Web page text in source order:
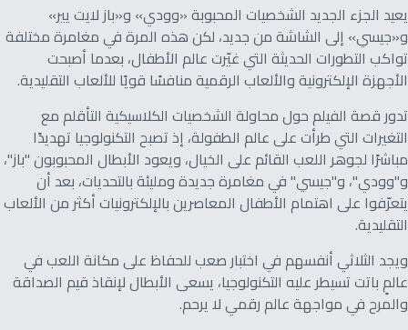
يعيد الجزء الجديد الشخصيات المحبوبة «وودي» و«باز لايت يير»
و«جيسي» إلى الشاشة من جديد، لكن هذه المرة في مغامرة مختلفة
تواكب التطورات الحديثة التي غيّرت عالم الأطفال، بعدما أصبحت
الأجهزة الإلكترونية والألعاب الرقمية منافسًا قويًا للألعاب التقليدية.
تدور قصة الفيلم حول محاولة الشخصيات الكلاسيكية التأقلم مع
التغيرات التي طرأت على عالم الطفولة، إذ تصبح التكنولوجيا تهديدًا
مباشرًا لجوهر اللعب القائم على الخيال، ويعود الأبطال المحبوبون "باز"،
و"وودي"، و"جيسي" في مغامرة جديدة ومليئة بالتحديات، بعد أن
يتعرّفوا على اهتمام الأطفال المعاصرين بالإلكترونيات أكثر من الألعاب
التقليدية.
ويجد الثلاثي أنفسهم في اختبار صعب للحفاظ على مكانة اللعب في
عالمٍ باتت تسيطر عليه التكنولوجيا، يسعى الأبطال لإنقاذ قيم الصداقة
والمرح في مواجهة عالم رقمي لا يرحم.